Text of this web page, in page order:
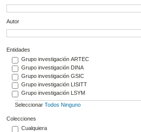
Autor
Entidades
Grupo investigación ARTEC
Grupo investigación DINA
Grupo investigación GSIC
Grupo investigación LISITT
Grupo investigación LSYM
Seleccionar Todos Ninguno
Colecciones
Cualquiera